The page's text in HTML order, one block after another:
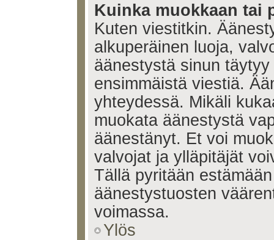
Kuinka muokkaan tai
Kuten viestitkin.
alkuperäinen luoja,
äänestystä sinun
ensimmäistä viestiä.
yhteydessä. Mikäli
muokata äänestystä
äänestänyt. Et voi
valvojat ja ylläpitäjät
Tällä pyritään
äänestystuosten
voimassa.
Ylös